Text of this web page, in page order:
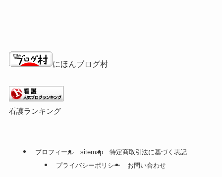
にほんブログ村
看護ランキング
プロフィール sitemap
特定商取引法に基づく表記
プライバシーポリシー
お問い合わせ